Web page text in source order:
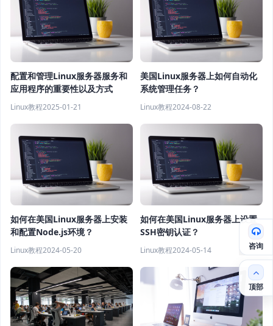
配置和管理Linux服务器服务和
应用程序的重要性以及方式
Linux教程2025-01-21
美国Linux服务器上如何自动化
系统管理任务？
Linux教程2024-08-22
如何在美国Linux服务器上安装
和配置Node.js环境？
Linux教程2024-05-20
如何在美国Linux服务器上设置
SSH密钥认证？
Linux教程2024-05-14 咨询
顶部